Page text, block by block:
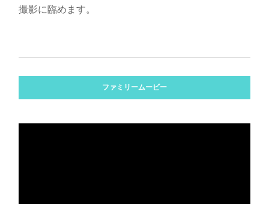
撮影に臨めます。
ファミリームービー